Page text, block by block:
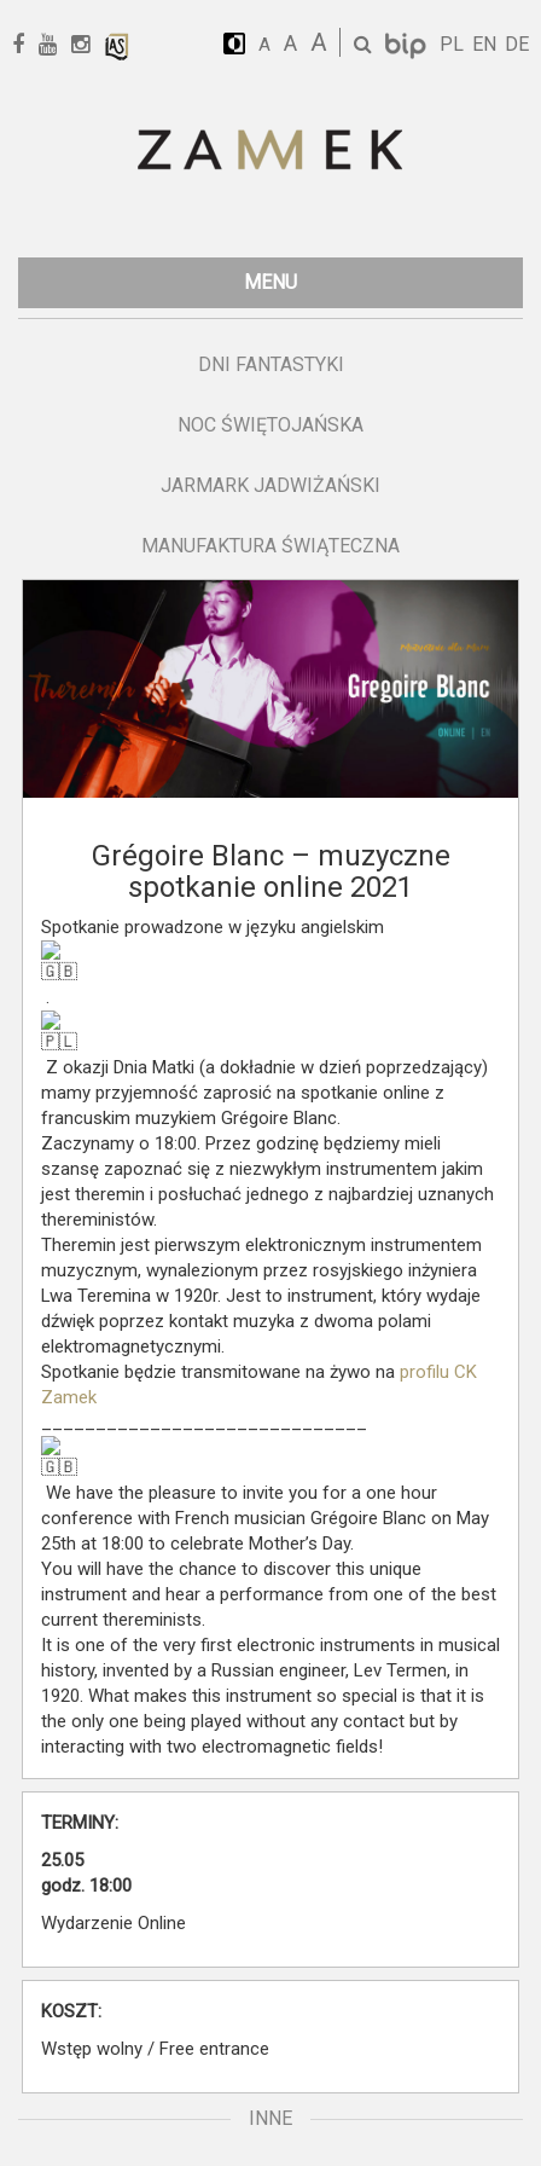
A A A PL EN DE
MENU
DNI FANTASTYKI
NOC ŚWIĘTOJAŃSKA
JARMARK JADWIŻAŃSKI
MANUFAKTURA ŚWIĄTECZNA
Grégoire Blanc – muzyczne
spotkanie online 2021
Spotkanie prowadzone w języku angielskim
.
Z okazji Dnia Matki (a dokładnie w dzień poprzedzający)
mamy przyjemność zaprosić na spotkanie online z
francuskim muzykiem Grégoire Blanc.
Zaczynamy o 18:00. Przez godzinę będziemy mieli
szansę zapoznać się z niezwykłym instrumentem jakim
jest theremin i posłuchać jednego z najbardziej uznanych
thereministów.
Theremin jest pierwszym elektronicznym instrumentem
muzycznym, wynalezionym przez rosyjskiego inżyniera
Lwa Teremina w 1920r. Jest to instrument, który wydaje
dźwięk poprzez kontakt muzyka z dwoma polami
elektromagnetycznymi.
Spotkanie będzie transmitowane na żywo na profilu CK
Zamek
We have the pleasure to invite you for a one hour
conference with French musician Grégoire Blanc on May
25th at 18:00 to celebrate Mother’s Day.
You will have the chance to discover this unique
instrument and hear a performance from one of the best
current thereminists.
It is one of the very first electronic instruments in musical
history, invented by a Russian engineer, Lev Termen, in
1920. What makes this instrument so special is that it is
the only one being played without any contact but by
interacting with two electromagnetic fields!
TERMINY:
25.05
godz. 18:00
Wydarzenie Online
KOSZT:
Wstęp wolny / Free entrance
INNE